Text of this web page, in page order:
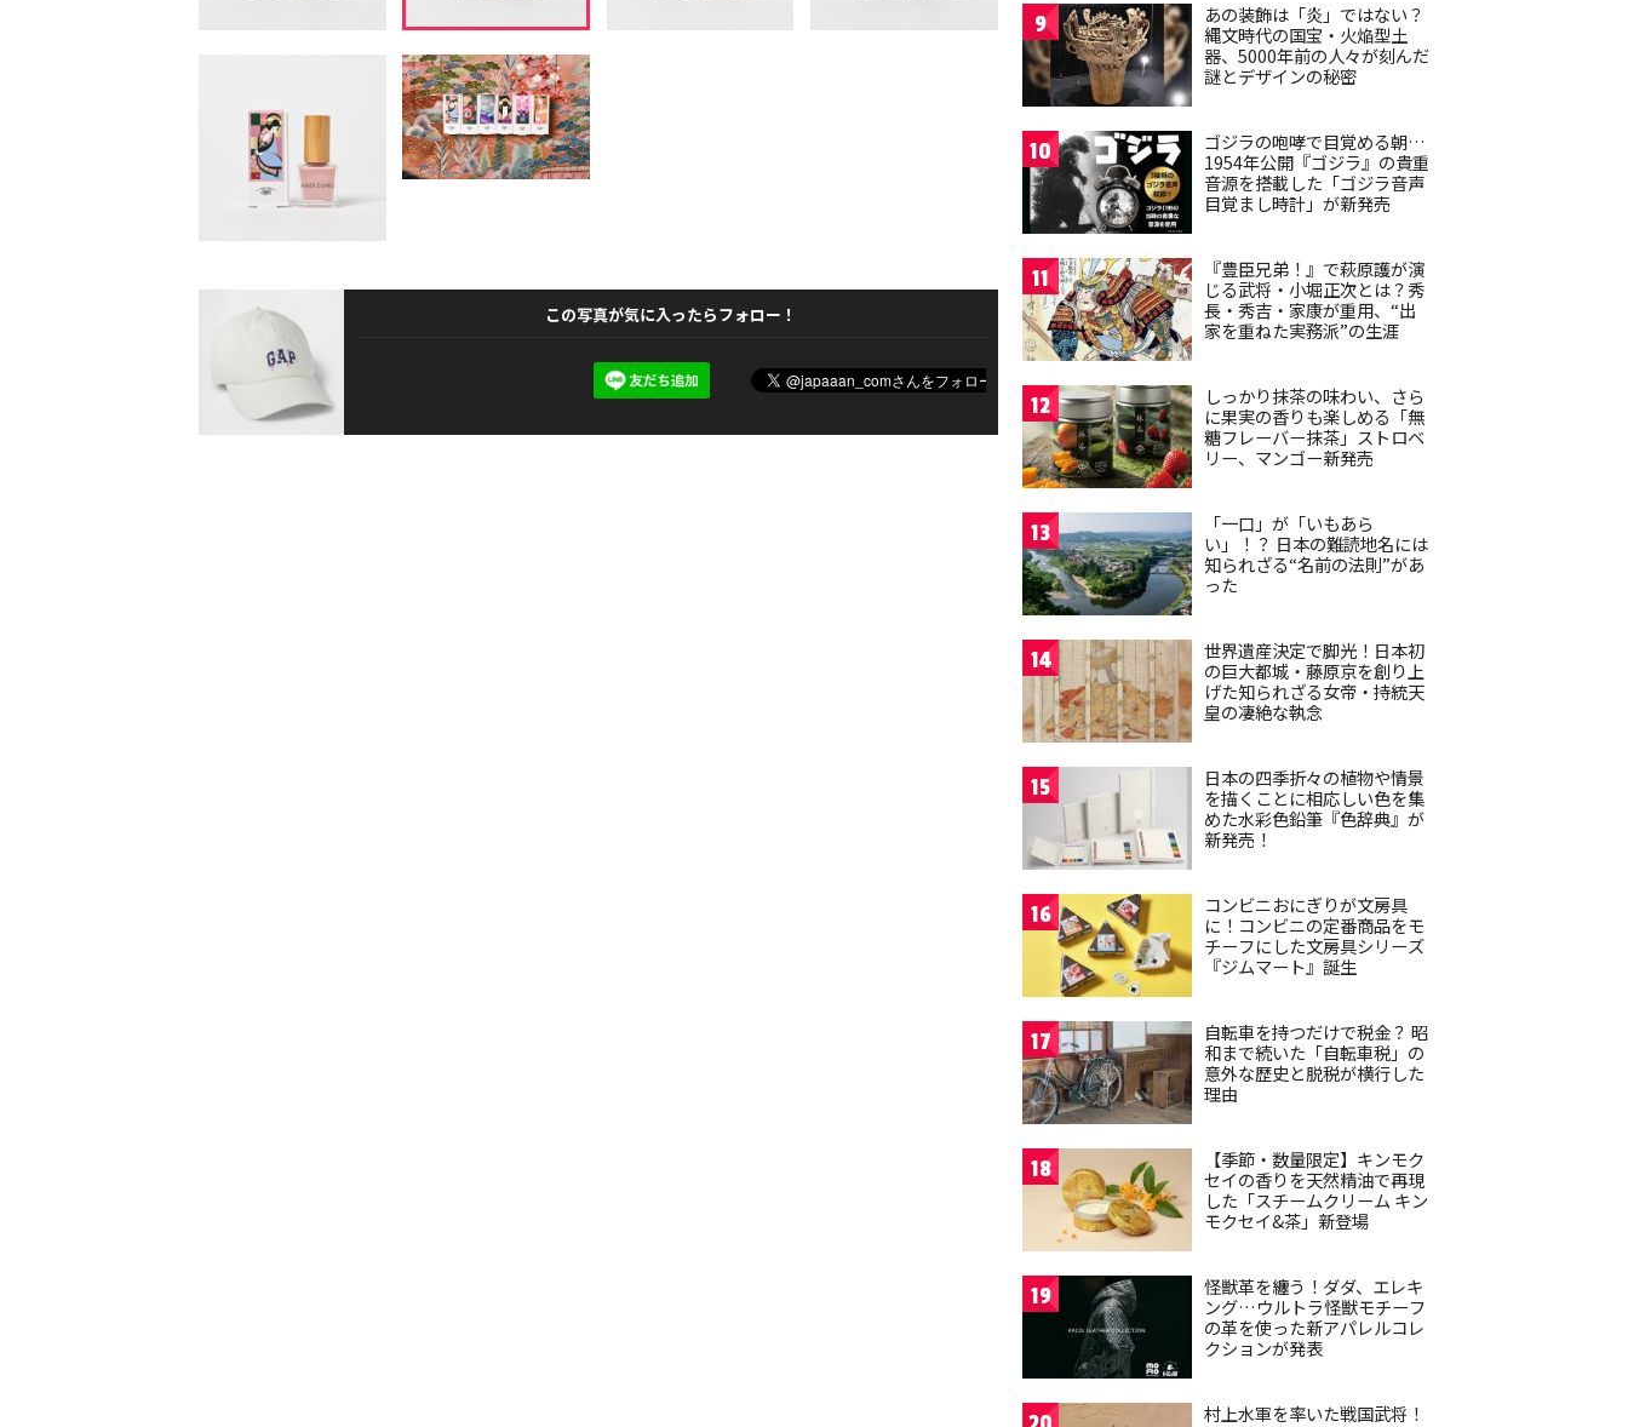
この写真が気に入ったらフォロー！
9
あの装飾は「炎」ではない？
縄文時代の国宝・火焔型土
器、5000年前の人々が刻んだ
謎とデザインの秘密
10
ゴジラの咆哮で目覚める朝…
1954年公開『ゴジラ』の貴重
音源を搭載した「ゴジラ音声
目覚まし時計」が新発売
11
『豊臣兄弟！』で萩原護が演
じる武将・小堀正次とは？秀
長・秀吉・家康が重用、“出
家を重ねた実務派”の生涯
12
しっかり抹茶の味わい、さら
に果実の香りも楽しめる「無
糖フレーバー抹茶」ストロベ
リー、マンゴー新発売
13
「一口」が「いもあら
い」！？ 日本の難読地名には
知られざる“名前の法則”があ
った
14
世界遺産決定で脚光！日本初
の巨大都城・藤原京を創り上
げた知られざる女帝・持統天
皇の凄絶な執念
15
日本の四季折々の植物や情景
を描くことに相応しい色を集
めた水彩色鉛筆『色辞典』が
新発売！
16
コンビニおにぎりが文房具
に！コンビニの定番商品をモ
チーフにした文房具シリーズ
『ジムマート』誕生
17
自転車を持つだけで税金？ 昭
和まで続いた「自転車税」の
意外な歴史と脱税が横行した
理由
18
【季節・数量限定】キンモク
セイの香りを天然精油で再現
した「スチームクリーム キン
モクセイ&茶」新登場
19
怪獣革を纏う！ダダ、エレキ
ング…ウルトラ怪獣モチーフ
の革を使った新アパレルコレ
クションが発表
村上水軍を率いた戦国武将！